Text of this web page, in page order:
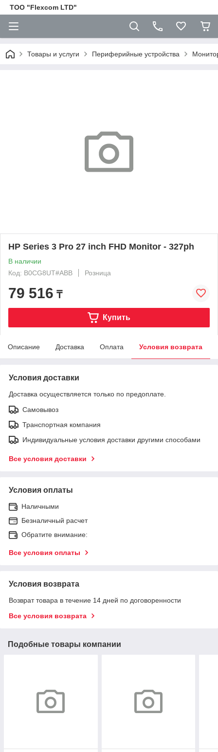
ТОО "Flexcom LTD"
Товары и услуги Периферийные устройства
HP Series 3 Pro 27 inch FHD Monitor - 327ph
В наличии
Код: B0CG8UT#ABB
Розница
79 516 ₸
Купить
Описание Доставка Оплата Условия возврата
Условия доставки
Доставка осуществляется только по предоплате.
Самовывоз
Транспортная компания
Индивидуальные условия доставки другими способами
Все условия доставки
Условия оплаты
Наличными
Безналичный расчет
Обратите внимание:
Все условия оплаты
Условия возврата
Возврат товара в течение 14 дней по договоренности
Все условия возврата
Подобные товары компании